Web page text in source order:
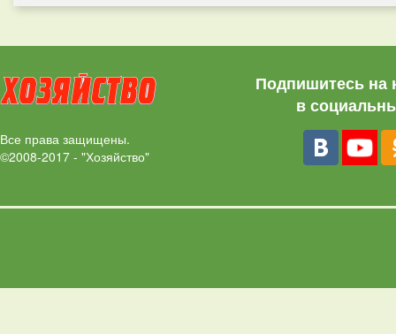
Все права защищены.
©2008-2017 - "Хозяйство"
Подпишитесь на
в